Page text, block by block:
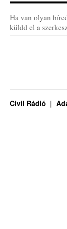
Ha van olyan
küldd el a
Civil Rádió